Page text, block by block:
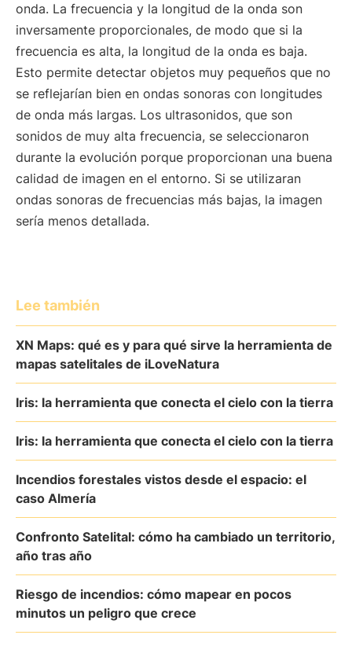
onda. La frecuencia y la longitud de la onda son
inversamente proporcionales, de modo que si la
frecuencia es alta, la longitud de la onda es baja.
Esto permite detectar objetos muy pequeños que no
se reflejarían bien en ondas sonoras con longitudes
de onda más largas. Los ultrasonidos, que son
sonidos de muy alta frecuencia, se seleccionaron
durante la evolución porque proporcionan una buena
calidad de imagen en el entorno. Si se utilizaran
ondas sonoras de frecuencias más bajas, la imagen
sería menos detallada.
Lee también
XN Maps: qué es y para qué sirve la herramienta de
mapas satelitales de iLoveNatura
Iris: la herramienta que conecta el cielo con la tierra
Iris: la herramienta que conecta el cielo con la tierra
Incendios forestales vistos desde el espacio: el
caso Almería
Confronto Satelital: cómo ha cambiado un territorio,
año tras año
Riesgo de incendios: cómo mapear en pocos
minutos un peligro que crece